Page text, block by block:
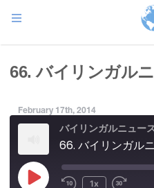
66. バイリンガル
February 17th, 2014
バイリンガルニュー
66. バイリンガル
Play
1x